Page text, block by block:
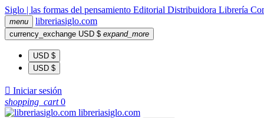
Siglo | las formas del pensamiento Editorial Distribuidora Librería
menu libreriasiglo.com
currency_exchange USD $ expand_more
USD $
USD $
 Iniciar sesión
shopping_cart 0
libreriasiglo.com